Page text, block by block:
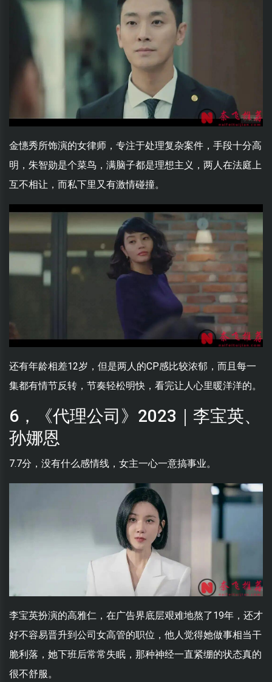
金憓秀所饰演的女律师，专注于处理复杂案件，手段十分高
明，朱智勋是个菜鸟，满脑子都是理想主义，两人在法庭上
互不相让，而私下里又有激情碰撞。
还有年龄相差12岁，但是两人的CP感比较浓郁，而且每一
集都有情节反转，节奏轻松明快，看完让人心里暖洋洋的。
6，《代理公司》2023｜李宝英、
孙娜恩
7.7分，没有什么感情线，女主一心一意搞事业。
李宝英扮演的高雅仁，在广告界底层艰难地熬了19年，还才
好不容易晋升到公司女高管的职位，他人觉得她做事相当干
脆利落，她下班后常常失眠，那种神经一直紧绷的状态真的
很不舒服。